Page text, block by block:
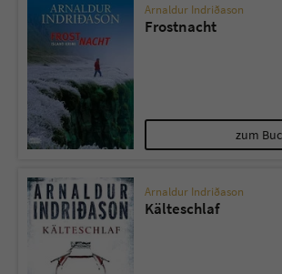
Arnaldur Indriðason
Frostnacht
zum
Arnaldur Indriðason
Kälteschlaf